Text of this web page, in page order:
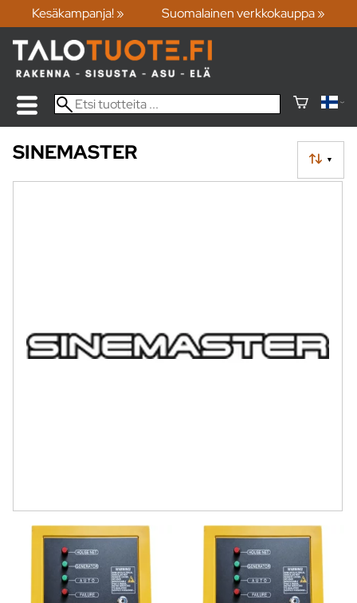
Kesäkampanja! » Suomalainen verkkokauppa »
▼
SINEMASTER